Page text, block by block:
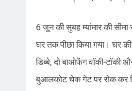
6 जून की सुबह म्यांमार की
घर तक पीछा किया गया। घर
डिब्बे, दो बाओफेंग वॉकी-टॉकी
बुआलकोट चेक गेट पर रोक कर